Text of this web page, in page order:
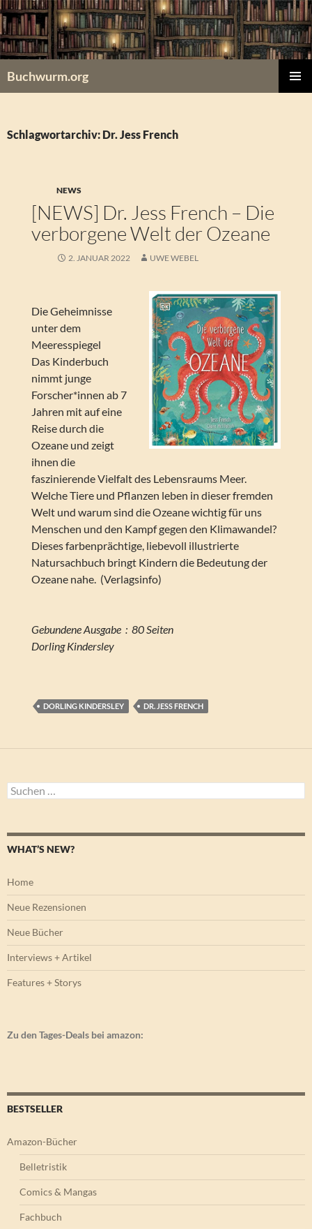
Zum
Inhalt
springen
Buchwurm.org
Schlagwortarchiv: Dr. Jess French
NEWS
[NEWS] Dr. Jess French – Die
verborgene Welt der Ozeane
2. JANUAR 2022 UWE WEBEL
Die Geheimnisse
unter dem
Meeresspiegel
Das Kinderbuch
nimmt junge
Forscher*innen ab 7
Jahren mit auf eine
Reise durch die
Ozeane und zeigt
ihnen die
faszinierende Vielfalt des Lebensraums Meer.
Welche Tiere und Pflanzen leben in dieser fremden
Welt und warum sind die Ozeane wichtig für uns
Menschen und den Kampf gegen den Klimawandel?
Dieses farbenprächtige, liebevoll illustrierte
Natursachbuch bringt Kindern die Bedeutung der
Ozeane nahe. (Verlagsinfo)
Gebundene Ausgabe ‏ : ‎ 80 Seiten
Dorling Kindersley
DORLING KINDERSLEY DR. JESS FRENCH
Suchen
nach:
WHAT’S NEW?
Home
Neue Rezensionen
Neue Bücher
Interviews + Artikel
Features + Storys
Zu den Tages-Deals bei amazon:
BESTSELLER
Amazon-Bücher
Belletristik
Comics & Mangas
Fachbuch